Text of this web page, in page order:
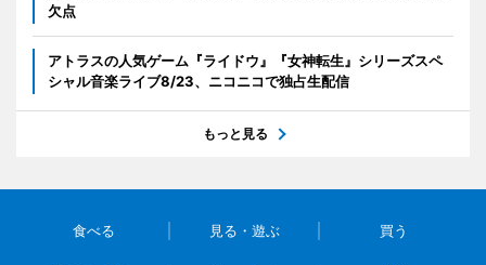
欠点
アトラスの人気ゲーム『ライドウ』『女神転生』シリーズスペ
シャル音楽ライブ8/23、ニコニコで独占生配信
もっと見る
食べる 見る・遊ぶ 買う